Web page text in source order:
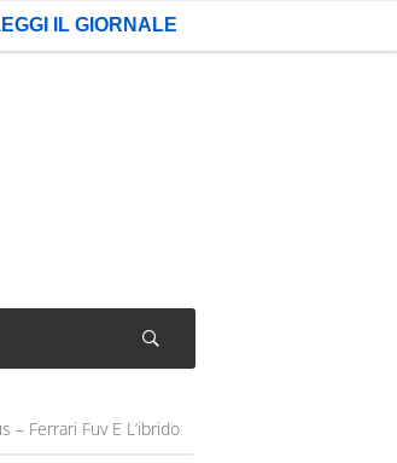
– Ferrari Fuv E L’ibrido
IL GIORNALE